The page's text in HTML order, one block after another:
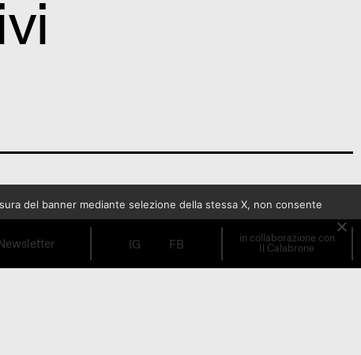
IG FB in collaborazione con
Il Calabrone
del banner mediante selezione della stessa X, non consente